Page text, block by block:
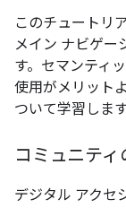
このチュートリ
メイン ナビゲー
す。セマンティ
使用がメリット
ついて学習します
コミュニテ
デジタル アクセ